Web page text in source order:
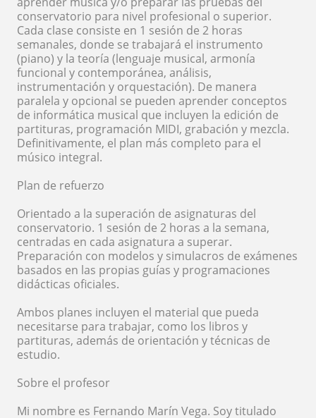
conservatorio para nivel profesional o superior.
Cada clase consiste en 1 sesión de 2 horas
semanales, donde se trabajará el instrumento
(piano) y la teoría (lenguaje musical, armonía
funcional y contemporánea, análisis,
instrumentación y orquestación). De manera
paralela y opcional se pueden aprender conceptos
de informática musical que incluyen la edición de
partituras, programación MIDI, grabación y mezcla.
Definitivamente, el plan más completo para el
músico integral.
Plan de refuerzo
Orientado a la superación de asignaturas del
conservatorio. 1 sesión de 2 horas a la semana,
centradas en cada asignatura a superar.
Preparación con modelos y simulacros de exámenes
basados en las propias guías y programaciones
didácticas oficiales.
Ambos planes incluyen el material que pueda
necesitarse para trabajar, como los libros y
partituras, además de orientación y técnicas de
estudio.
Sobre el profesor
Mi nombre es Fernando Marín Vega. Soy titulado